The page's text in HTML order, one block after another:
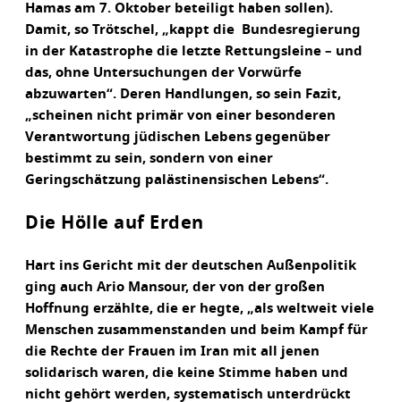
Hamas am 7. Oktober beteiligt haben sollen).
Damit, so Trötschel, „kappt die Bundesregierung
in der Katastrophe die letzte Rettungsleine – und
das, ohne Untersuchungen der Vorwürfe
abzuwarten“. Deren Handlungen, so sein Fazit,
„scheinen nicht primär von einer besonderen
Verantwortung jüdischen Lebens gegenüber
bestimmt zu sein, sondern von einer
Geringschätzung palästinensischen Lebens“.
Die Hölle auf Erden
Hart ins Gericht mit der deutschen Außenpolitik
ging auch Ario Mansour, der von der großen
Hoffnung erzählte, die er hegte, „als weltweit viele
Menschen zusammenstanden und beim Kampf für
die Rechte der Frauen im Iran mit all jenen
solidarisch waren, die keine Stimme haben und
nicht gehört werden, systematisch unterdrückt